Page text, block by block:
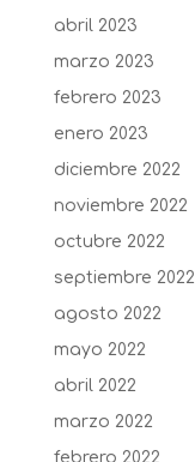
abril 2023
marzo 2023
febrero 2023
enero 2023
diciembre 2022
noviembre 2022
octubre 2022
septiembre 2022
agosto 2022
mayo 2022
abril 2022
marzo 2022
febrero 2022